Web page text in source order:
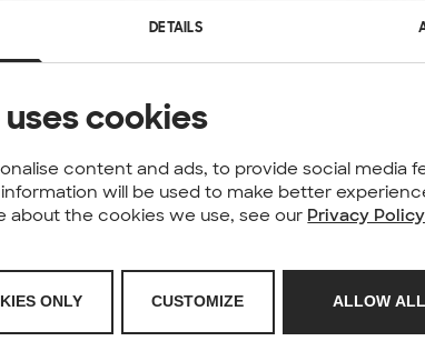
DETAILS
cookies
content and ads, to provide social media
will be used to make better
about the cookies we use, see our Privacy Policy
ONLY CUSTOMIZE ALLOW
finlandaise de technologie et de données
statut exceptionnel de Microsoft Azure Expert
grande expertise dans...
a renouvelé sa
Microsoft
est fière d’annoncer que sa spécialisation
ans. Cette performance souligne la profonde
Azure. Cette société...